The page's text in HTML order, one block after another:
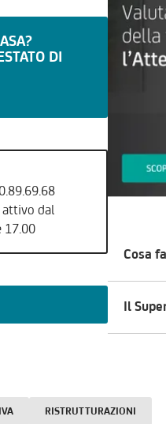
DI
attivo dal
17.00
Cosa
Il
RISTRUTTURAZIONI